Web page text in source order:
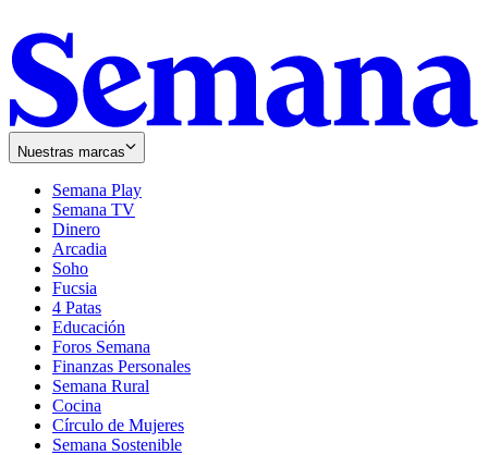
Nuestras marcas
Semana Play
Semana TV
Dinero
Arcadia
Soho
in
new
window
Fucsia
in
new
window
4 Patas
Educación
Foros Semana
Finanzas Personales
Semana Rural
Cocina
Círculo de Mujeres
Semana Sostenible